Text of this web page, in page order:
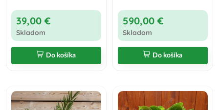
39,00 €
Skladom
Do košíka
590,00 €
Skladom
Do košíka